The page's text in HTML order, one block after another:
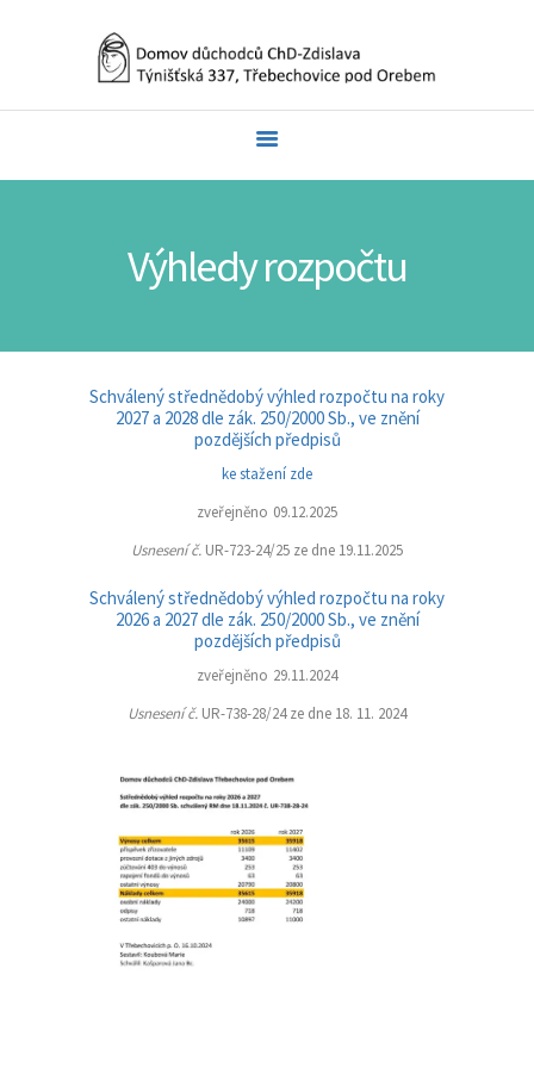
Výhledy rozpočtu
DOKUMENTY
KONTAKT
ROZPOČTY
Schválený střednědobý výhled rozpočtu na roky
2027 a 2028 dle zák. 250/2000 Sb., ve znění
pozdějších předpisů
ke stažení zde
zveřejněno 09.12.2025
Usnesení č. UR-723-24/25 ze dne 19.11.2025
Schválený střednědobý výhled rozpočtu na roky
2026 a 2027 dle zák. 250/2000 Sb., ve znění
pozdějších předpisů
zveřejněno 29.11.2024
Usnesení č. UR-738-28/24 ze dne 18. 11. 2024